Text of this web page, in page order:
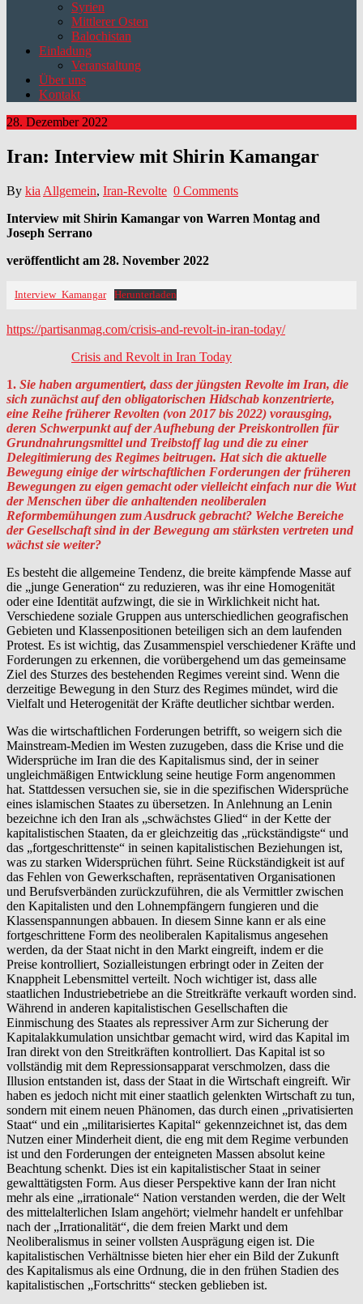
Syrien
Mittlerer Osten
Balochistan
Einladung
Veranstaltung
Über uns
Kontakt
28. Dezember 2022
Iran: Interview mit Shirin Kamangar
By kia Allgemein, Iran-Revolte 0 Comments
Interview mit Shirin Kamangar von Warren Montag and
Joseph Serrano
veröffentlicht am 28. November 2022
Interview_Kamangar Herunterladen
https://partisanmag.com/crisis-and-revolt-in-iran-today/
Crisis and Revolt in Iran Today
1. Sie haben argumentiert, dass der jüngsten Revolte im Iran, die
sich zunächst auf den obligatorischen Hidschab konzentrierte,
eine Reihe früherer Revolten (von 2017 bis 2022) vorausging,
deren Schwerpunkt auf der Aufhebung der Preiskontrollen für
Grundnahrungsmittel und Treibstoff lag und die zu einer
Delegitimierung des Regimes beitrugen. Hat sich die aktuelle
Bewegung einige der wirtschaftlichen Forderungen der früheren
Bewegungen zu eigen gemacht oder vielleicht einfach nur die Wut
der Menschen über die anhaltenden neoliberalen
Reformbemühungen zum Ausdruck gebracht? Welche Bereiche
der Gesellschaft sind in der Bewegung am stärksten vertreten und
wächst sie weiter?
Es besteht die allgemeine Tendenz, die breite kämpfende Masse auf
die „junge Generation“ zu reduzieren, was ihr eine Homogenität
oder eine Identität aufzwingt, die sie in Wirklichkeit nicht hat.
Verschiedene soziale Gruppen aus unterschiedlichen geografischen
Gebieten und Klassenpositionen beteiligen sich an dem laufenden
Protest. Es ist wichtig, das Zusammenspiel verschiedener Kräfte und
Forderungen zu erkennen, die vorübergehend um das gemeinsame
Ziel des Sturzes des bestehenden Regimes vereint sind. Wenn die
derzeitige Bewegung in den Sturz des Regimes mündet, wird die
Vielfalt und Heterogenität der Kräfte deutlicher sichtbar werden.
Was die wirtschaftlichen Forderungen betrifft, so weigern sich die
Mainstream-Medien im Westen zuzugeben, dass die Krise und die
Widersprüche im Iran die des Kapitalismus sind, der in seiner
ungleichmäßigen Entwicklung seine heutige Form angenommen
hat. Stattdessen versuchen sie, sie in die spezifischen Widersprüche
eines islamischen Staates zu übersetzen. In Anlehnung an Lenin
bezeichne ich den Iran als „schwächstes Glied“ in der Kette der
kapitalistischen Staaten, da er gleichzeitig das „rückständigste“ und
das „fortgeschrittenste“ in seinen kapitalistischen Beziehungen ist,
was zu starken Widersprüchen führt. Seine Rückständigkeit ist auf
das Fehlen von Gewerkschaften, repräsentativen Organisationen
und Berufsverbänden zurückzuführen, die als Vermittler zwischen
den Kapitalisten und den Lohnempfängern fungieren und die
Klassenspannungen abbauen. In diesem Sinne kann er als eine
fortgeschrittene Form des neoliberalen Kapitalismus angesehen
werden, da der Staat nicht in den Markt eingreift, indem er die
Preise kontrolliert, Sozialleistungen erbringt oder in Zeiten der
Knappheit Lebensmittel verteilt. Noch wichtiger ist, dass alle
staatlichen Industriebetriebe an die Streitkräfte verkauft worden sind.
Während in anderen kapitalistischen Gesellschaften die
Einmischung des Staates als repressiver Arm zur Sicherung der
Kapitalakkumulation unsichtbar gemacht wird, wird das Kapital im
Iran direkt von den Streitkräften kontrolliert. Das Kapital ist so
vollständig mit dem Repressionsapparat verschmolzen, dass die
Illusion entstanden ist, dass der Staat in die Wirtschaft eingreift. Wir
haben es jedoch nicht mit einer staatlich gelenkten Wirtschaft zu tun,
sondern mit einem neuen Phänomen, das durch einen „privatisierten
Staat“ und ein „militarisiertes Kapital“ gekennzeichnet ist, das dem
Nutzen einer Minderheit dient, die eng mit dem Regime verbunden
ist und den Forderungen der enteigneten Massen absolut keine
Beachtung schenkt. Dies ist ein kapitalistischer Staat in seiner
gewalttätigsten Form. Aus dieser Perspektive kann der Iran nicht
mehr als eine „irrationale“ Nation verstanden werden, die der Welt
des mittelalterlichen Islam angehört; vielmehr handelt er unfehlbar
nach der „Irrationalität“, die dem freien Markt und dem
Neoliberalismus in seiner vollsten Ausprägung eigen ist. Die
kapitalistischen Verhältnisse bieten hier eher ein Bild der Zukunft
des Kapitalismus als eine Ordnung, die in den frühen Stadien des
kapitalistischen „Fortschritts“ stecken geblieben ist.